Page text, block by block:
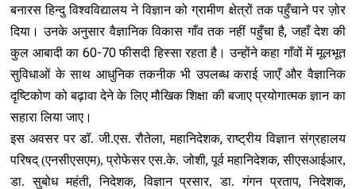
बनारस हिन्दु विश्वविद्यालय ने विज्ञान को ग्रामीण क्षेत्रों तक पहुँचाने पर ज़ोर
दिया। उनके अनुसार वैज्ञानिक विकास गाँव तक नहीं पहुँचा है,जहाँ देश की
कुल आबादी का 60-70फीसदी हिस्सा रहता है। उन्‍होंने कहा गाँवों में मूलभूत
सुविधाओं के साथ आधुनिक तकनीक भी उपलब्‍ध कराई जाएँ और वैज्ञानिक
दृष्टिकोण को बढ़ावा देने के लिए मौखिक शिक्षा की बजाए प्रयोगात्मक ज्ञान का
सहारा लिया जाए।
इस अवसर पर डॉ. जी.एस. रौतेला,महानिदेशक,राष्ट्रीय विज्ञान संग्रहालय
परिषद् (एनसीएसएम), प्रोफेसर एस.के. जोशी,पूर्व महानिदेशक,सीएसआईआर,
डा. सुबोध महंती,निदेशक,विज्ञान प्रसार, डा. गंगन प्रताप,निदेशक,